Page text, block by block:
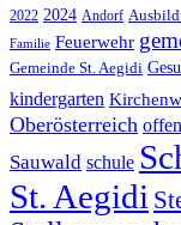
2022 2024 Andorf
Familie Feuerwehr
Gemeinde St. Aegidi
kindergarten
Oberösterreich
Sauwald schule
St. Aegidi